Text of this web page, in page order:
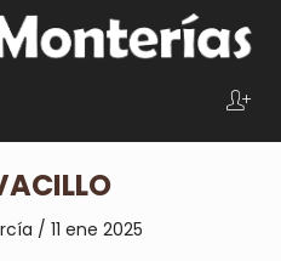
/ 11 ene 2025